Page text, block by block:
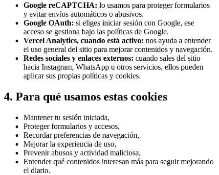
Google reCAPTCHA: lo usamos para proteger formularios
y evitar envíos automáticos o abusivos.
Google OAuth: si eliges iniciar sesión con Google, ese
acceso se gestiona bajo las políticas de Google.
Vercel Analytics, cuando está activo: nos ayuda a entender
el uso general del sitio para mejorar contenidos y navegación.
Redes sociales y enlaces externos: cuando sales del sitio
hacia Instagram, WhatsApp u otros servicios, ellos pueden
aplicar sus propias políticas y cookies.
4. Para qué usamos estas cookies
Mantener tu sesión iniciada,
Proteger formularios y accesos,
Recordar preferencias de navegación,
Mejorar la experiencia de uso,
Prevenir abusos y actividad maliciosa,
Entender qué contenidos interesan más para seguir mejorando
el diario.